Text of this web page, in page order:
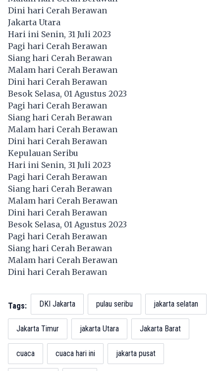
Dini hari Cerah Berawan
Jakarta Utara
Hari ini Senin, 31 Juli 2023
Pagi hari Cerah Berawan
Siang hari Cerah Berawan
Malam hari Cerah Berawan
Dini hari Cerah Berawan
Besok Selasa, 01 Agustus 2023
Pagi hari Cerah Berawan
Siang hari Cerah Berawan
Malam hari Cerah Berawan
Dini hari Cerah Berawan
Kepulauan Seribu
Hari ini Senin, 31 Juli 2023
Pagi hari Cerah Berawan
Siang hari Cerah Berawan
Malam hari Cerah Berawan
Dini hari Cerah Berawan
Besok Selasa, 01 Agustus 2023
Pagi hari Cerah Berawan
Siang hari Cerah Berawan
Malam hari Cerah Berawan
Dini hari Cerah Berawan
Tags: DKI Jakarta pulau seribu jakarta selatan
Jakarta Timur jakarta Utara Jakarta Barat
cuaca cuaca hari ini jakarta pusat